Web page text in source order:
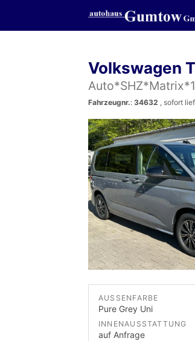
Volkswagen
Fahrzeugnr.: 34632 , sofort
AUSSENFARBE
Pure Grey Uni
INNENAUSSTATTUNG
auf Anfrage